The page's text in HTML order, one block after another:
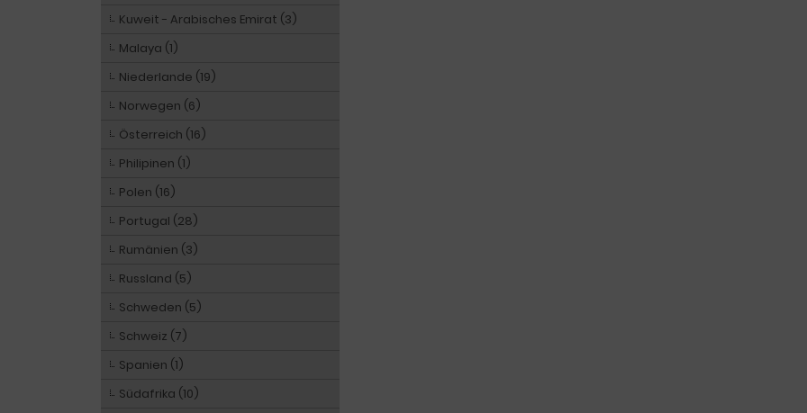
Kuweit - Arabisches Emirat (3)
Malaya (1)
Niederlande (19)
Norwegen (6)
Österreich (16)
Philipinen (1)
Polen (16)
Portugal (28)
Rumänien (3)
Russland (5)
Schweden (5)
Schweiz (7)
Spanien (1)
Südafrika (10)